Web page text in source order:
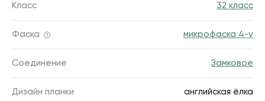
Класс 32 класс
Фаска микрофаска 4-v
Соединение Замковое
Дизайн планки английская ёлка